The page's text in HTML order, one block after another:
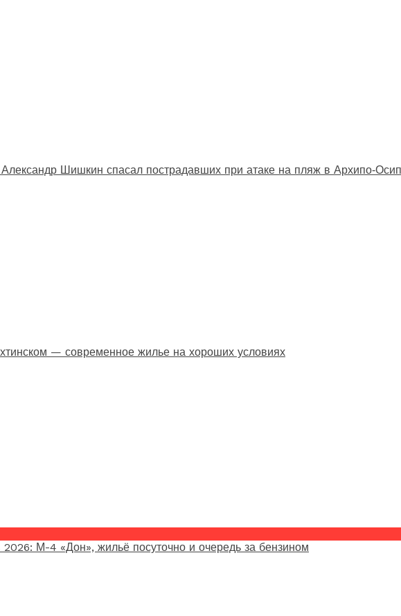
Александр Шишкин спасал пострадавших при атаке на пляж в
— современное жилье на хороших условиях
М-4 «Дон», жильё посуточно и очередь за бензином